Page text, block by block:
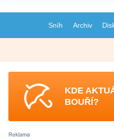
Sníh Archiv
KDE
BOUŘÍ?